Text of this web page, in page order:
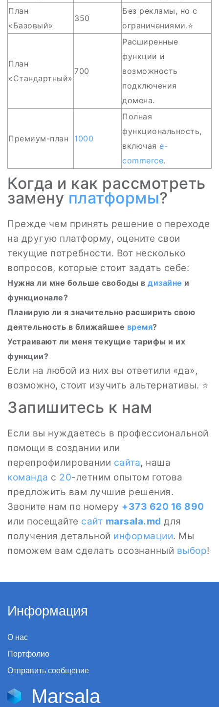
План
«Базовый»
350
Без рекламы, но с
ограничениями.⭐
План
«Стандартный»
700
Расширенные
функции и
возможность
подключения
домена.
Премиум-план 1000
Полная
функциональность,
включая e-
commerce.
Когда и как рассмотреть
замену платформы?
Прежде чем принять решение о переходе
на другую платформу, оцените свои
текущие потребности. Вот несколько
вопросов, которые стоит задать себе:
Нужна ли мне больше свободы в дизайне и
функционале?
Планирую ли я значительно расширить свою
деятельность в ближайшее время?
Устраивают ли меня текущие тарифы и их
функции?
Если на любой из них вы ответили «да»,
возможно, стоит изучить альтернативы. ⭐
Запишитесь к нам
Если вы нуждаетесь в профессиональной
помощи в создании или
перепрофилировании сайта, наша
команда с 20-летним опытом готова
предложить вам лучшие решения.
Звоните нам по номеру +373 620 16 890
или посещайте сайт marsala.md для
получения детальной информации. Мы
поможем вам сделать осознанный выбор!
Информация
О нас
Портфолио
Отправить сообщение
Marsala